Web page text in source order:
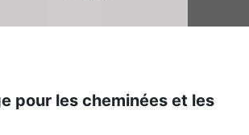
pour les cheminées et les